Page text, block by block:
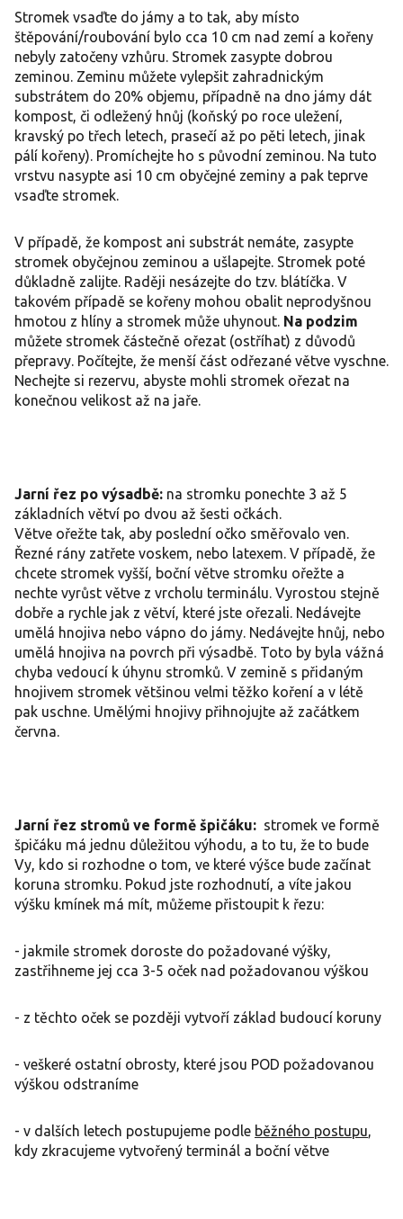
Stromek vsaďte do jámy a to tak, aby místo
štěpování/roubování bylo cca 10 cm nad zemí a kořeny
nebyly zatočeny vzhůru. Stromek zasypte dobrou
zeminou. Zeminu můžete vylepšit zahradnickým
substrátem do 20% objemu, případně na dno jámy dát
kompost, či odležený hnůj (koňský po roce uležení,
kravský po třech letech, prasečí až po pěti letech, jinak
pálí kořeny). Promíchejte ho s původní zeminou. Na tuto
vrstvu nasypte asi 10 cm obyčejné zeminy a pak teprve
vsaďte stromek.
V případě, že kompost ani substrát nemáte, zasypte
stromek obyčejnou zeminou a ušlapejte. Stromek poté
důkladně zalijte. Raději nesázejte do tzv. blátíčka. V
takovém případě se kořeny mohou obalit neprodyšnou
hmotou z hlíny a stromek může uhynout. Na podzim
můžete stromek částečně ořezat (ostříhat) z důvodů
přepravy. Počítejte, že menší část odřezané větve vyschne.
Nechejte si rezervu, abyste mohli stromek ořezat na
konečnou velikost až na jaře.
Jarní řez po výsadbě: na stromku ponechte 3 až 5
základních větví po dvou až šesti očkách.
Větve ořežte tak, aby poslední očko směřovalo ven.
Řezné rány zatřete voskem, nebo latexem. V případě, že
chcete stromek vyšší, boční větve stromku ořežte a
nechte vyrůst větve z vrcholu terminálu. Vyrostou stejně
dobře a rychle jak z větví, které jste ořezali. Nedávejte
umělá hnojiva nebo vápno do jámy. Nedávejte hnůj, nebo
umělá hnojiva na povrch při výsadbě. Toto by byla vážná
chyba vedoucí k úhynu stromků. V zemině s přidaným
hnojivem stromek většinou velmi těžko koření a v létě
pak uschne. Umělými hnojivy přihnojujte až začátkem
června.
Jarní řez stromů ve formě špičáku: stromek ve formě
špičáku má jednu důležitou výhodu, a to tu, že to bude
Vy, kdo si rozhodne o tom, ve které výšce bude začínat
koruna stromku. Pokud jste rozhodnutí, a víte jakou
výšku kmínek má mít, můžeme přistoupit k řezu:
- jakmile stromek doroste do požadované výšky,
zastřihneme jej cca 3-5 oček nad požadovanou výškou
- z těchto oček se později vytvoří základ budoucí koruny
- veškeré ostatní obrosty, které jsou POD požadovanou
výškou odstraníme
- v dalších letech postupujeme podle běžného postupu
kdy zkracujeme vytvořený terminál a boční větve